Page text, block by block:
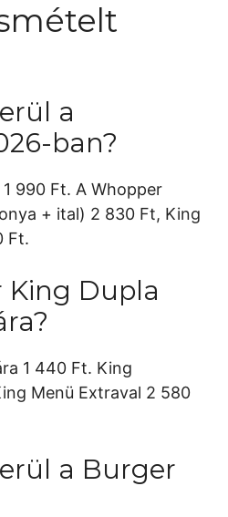
a
ban?
990 Ft. A Whopper
+ ital) 2 830 Ft, King
Ft.
King Dupla
1 440 Ft. King
Menü Extraval 2 580
a Burger